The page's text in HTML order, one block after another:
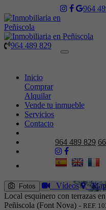
964
964 489 829
Toggle
Inicio
Comprar
Alquilar
Vende tu inmueble
Servicios
Contacto
964 489 829
Fotos Vídeos
Local esquinero con terrazas
Peñiscola (Font Nova) - REF.